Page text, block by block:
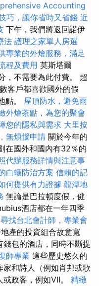
Accounting
巧，讓你省時又省錢 近
下午，我們將返回諾伊
法 護理之家單人房選
專業的外燴服務，滿足
程及費用 莫斯塔爾
，不需要為此付費。 超
客戶都喜歡國外的假
點。 屋頂防水，避免雨
外燴茶點，為您的聚會
您的隱私與需求 大里按
無煩惱申請 關於今年的
在國外和國內有32％的
代辦服務詳情與注意事
白蟻防治方案 信賴的記
何提供有力證據 龍潭地
無論是巴拉頓度假，健
酒店都在一年四季
尋找台北會計師，專業會
產的投資組合故意寬
包的酒店，同時不斷提
師專業 這些歷史悠久的
和詩人（例如肖邦或歌
政客，例如VII。 精緻